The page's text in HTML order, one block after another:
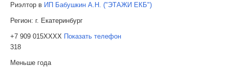
Риэлтор в ИП Бабушкин А.Н. ("ЭТАЖИ ЕКБ")
Регион: г. Екатеринбург
+7 909 015XXXX Показать телефон
318
Меньше года